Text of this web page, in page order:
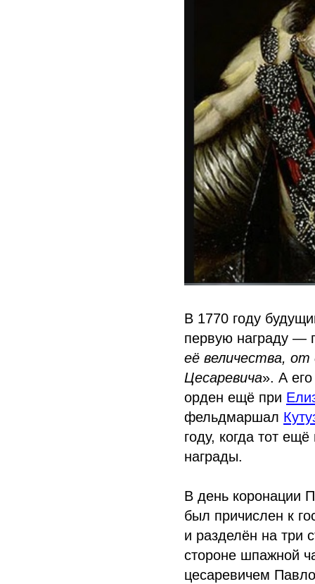
В 1770 году
первую награду —
её величества, от
Цесаревича». А
орден ещё при
фельдмаршал
году, когда тот
награды.
В день коронации
был причислен к
и разделён на три
стороне шпажной
цесаревичем